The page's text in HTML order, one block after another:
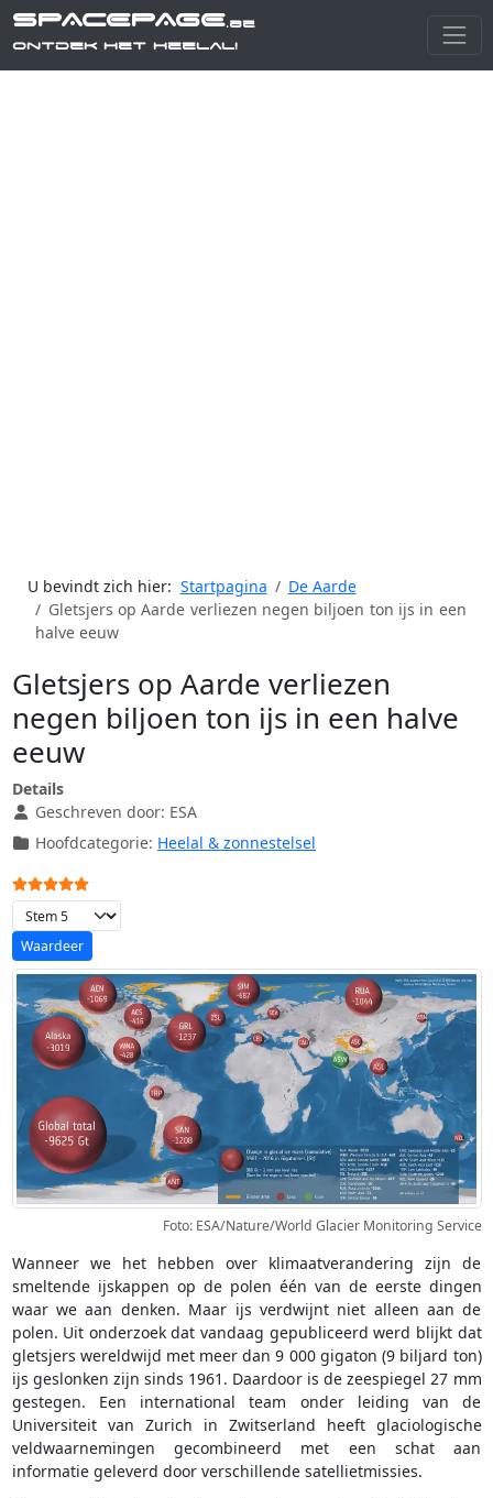
SPACEPAGE.be
Ontdek het heelal!
U bevindt zich hier: Startpagina
De Aarde
Gletsjers op Aarde verliezen negen biljoen ton ijs in een
halve eeuw
Gletsjers op Aarde verliezen
negen biljoen ton ijs in een halve
eeuw
Details
Geschreven door: ESA
Hoofdcategorie: Heelal & zonnestelsel
Gebruikerswaardering:
Voeg waardering toe
Foto: ESA/Nature/World Glacier Monitoring Service
Wanneer we het hebben over klimaatverandering zijn de
smeltende ijskappen op de polen één van de eerste dingen
waar we aan denken. Maar ijs verdwijnt niet alleen aan de
polen. Uit onderzoek dat vandaag gepubliceerd werd blijkt dat
gletsjers wereldwijd met meer dan 9 000 gigaton (9 biljard ton)
ijs geslonken zijn sinds 1961. Daardoor is de zeespiegel 27 mm
gestegen. Een international team onder leiding van de
Universiteit van Zurich in Zwitserland heeft glaciologische
veldwaarnemingen gecombineerd met een schat aan
informatie geleverd door verschillende satellietmissies.